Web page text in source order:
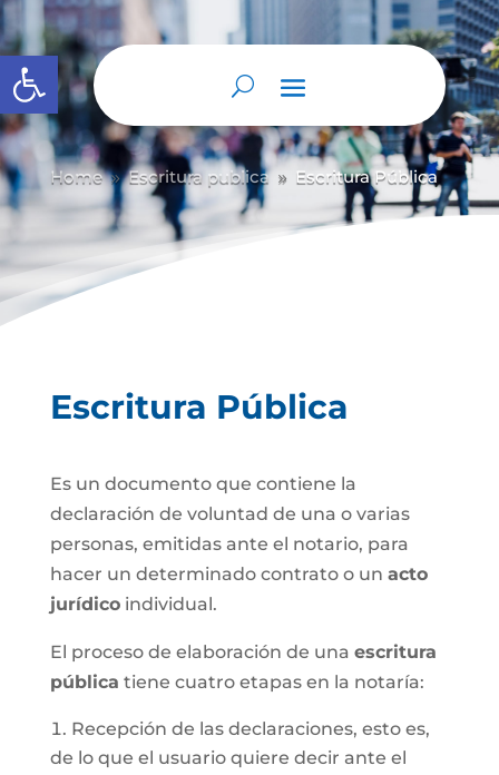
Abrir barra de herramientas
Home 9 Escritura publica 9 Escritura Pública
Escritura Pública
Es un documento que contiene la
declaración de voluntad de una o varias
personas, emitidas ante el notario, para
hacer un determinado contrato o un acto
jurídicoindividual.
El proceso de elaboración de una escritura
pública tiene cuatro etapas en la notaría:
Recepción de las declaraciones, esto es,
de lo que el usuario quiere decir ante el